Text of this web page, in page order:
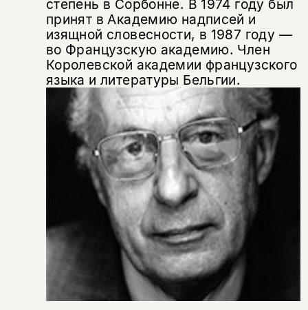
степень в Сорбонне. В 1974 году был
принят в Академию надписей и
изящной словесности, в 1987 году —
во Французскую академию. Член
Королевской академии французского
языка и литературы Бельгии.
Поделиться
Копировать
ссылку
Вконтакте Телеграм
подписаться
подписаться
да
нет, вернуться назад